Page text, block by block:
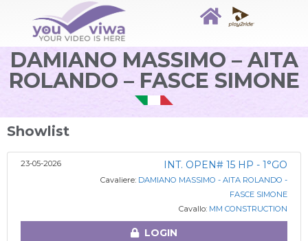
DAMIANO MASSIMO – AITA
ROLANDO – FASCE SIMONE
Showlist
23-05-2026 INT. OPEN# 15 HP - 1°GO
Cavaliere: DAMIANO MASSIMO - AITA ROLANDO -
FASCE SIMONE
Cavallo: MM CONSTRUCTION
LOGIN